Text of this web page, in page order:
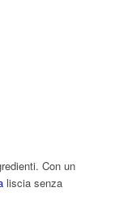
Con un
liscia senza